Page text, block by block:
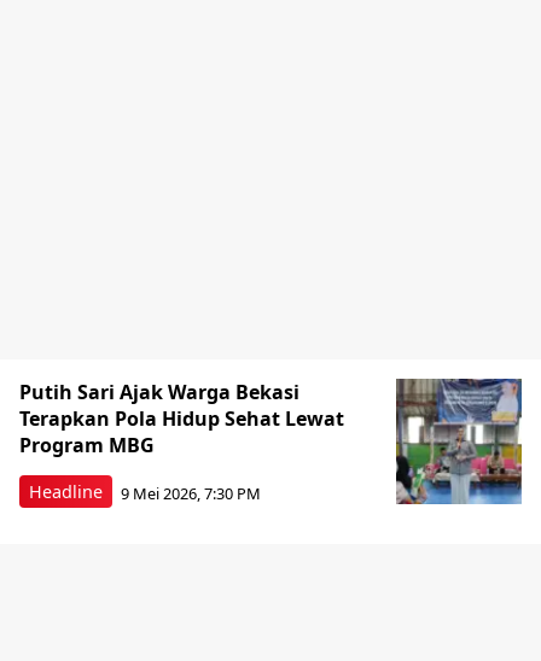
Headline
Putih Sari Ajak Warga Bekasi
Terapkan Pola Hidup Sehat Lewat
Program MBG
9 Mei 2026, 7:30 PM